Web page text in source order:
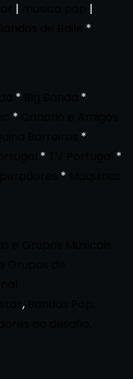
|
|
*
*
*
*
*
*
*
*
,